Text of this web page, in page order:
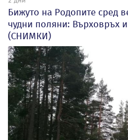
Бижуто на Родопите сред
чудни поляни: Върховръх
(СНИМКИ)